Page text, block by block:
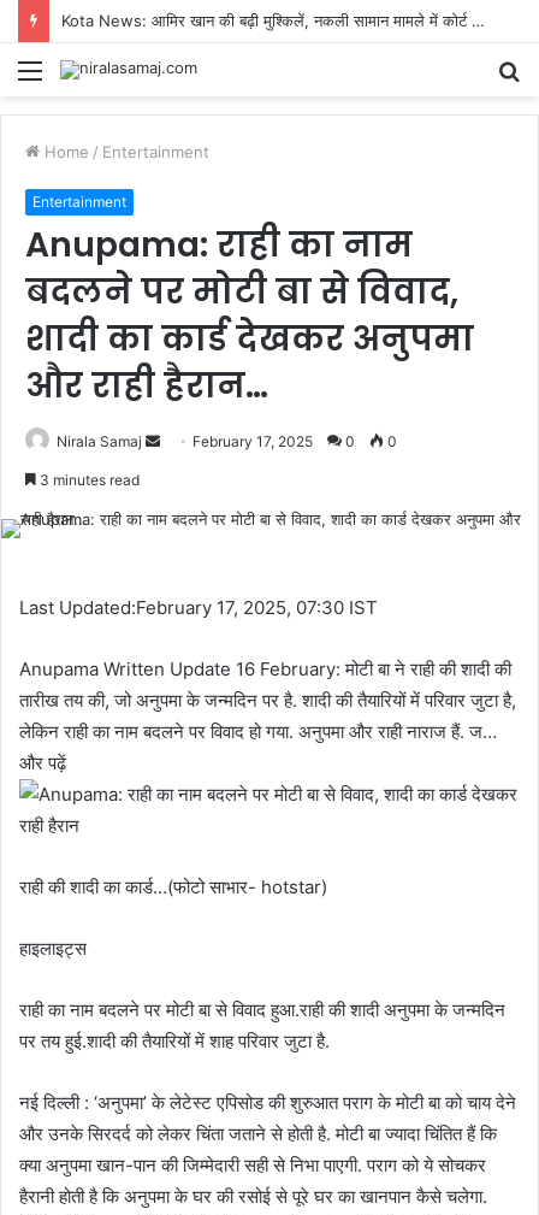
Kota News: आमिर खान की बढ़ी मुश्किलें, नकली सामान मामले में कोर्ट का नोटिस, 18 सितंबर को होना होगा पेश
Menu
Home / Entertainment
Entertainment
Anupama: राही का नाम
बदलने पर मोटी बा से विवाद,
शादी का कार्ड देखकर अनुपमा
और राही हैरान…
Nirala Samaj
Send February 17, 2025 0 0
3 minutes read
Last Updated:February 17, 2025, 07:30 IST
Anupama Written Update 16 February: मोटी बा ने राही की शादी की
तारीख तय की, जो अनुपमा के जन्मदिन पर है. शादी की तैयारियों में परिवार जुटा है,
लेकिन राही का नाम बदलने पर विवाद हो गया. अनुपमा और राही नाराज हैं. ज…
और पढ़ें
राही की शादी का कार्ड…(फोटो साभार- hotstar)
हाइलाइट्स
राही का नाम बदलने पर मोटी बा से विवाद हुआ.राही की शादी अनुपमा के जन्मदिन
पर तय हुई.शादी की तैयारियों में शाह परिवार जुटा है.
नई दिल्ली : ‘अनुपमा’ के लेटेस्ट एपिसोड की शुरुआत पराग के मोटी बा को चाय देने
और उनके सिरदर्द को लेकर चिंता जताने से होती है. मोटी बा ज्यादा चिंतित हैं कि
क्या अनुपमा खान-पान की जिम्मेदारी सही से निभा पाएगी. पराग को ये सोचकर
हैरानी होती है कि अनुपमा के घर की रसोई से पूरे घर का खानपान कैसे चलेगा.